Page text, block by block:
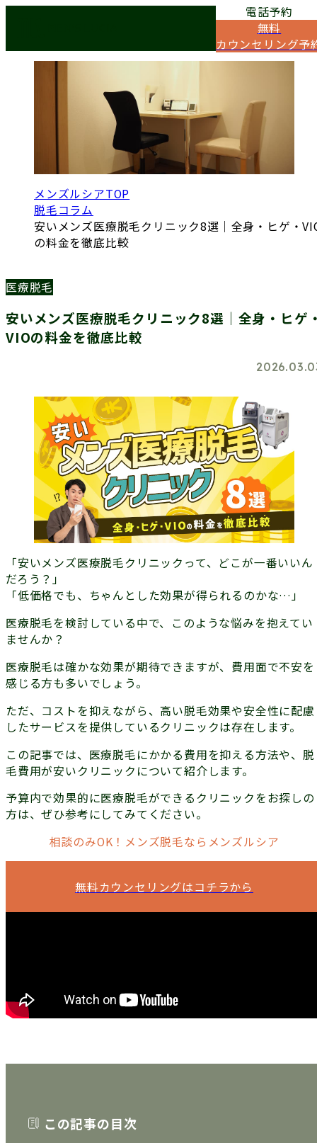
電話予約
無料
カウンセリング予
メンズルシアTOP
脱毛コラム
安いメンズ医療脱毛クリニック8選｜全身・ヒゲ・
の料金を徹底比較
医療脱毛
安いメンズ医療脱毛クリニック8選｜全身・ヒゲ
VIOの料金を徹底比較
「安いメンズ医療脱毛クリニックって、どこが一番いいん
だろう？」
「低価格でも、ちゃんとした効果が得られるのかな…」
医療脱毛を検討している中で、このような悩みを抱えてい
ませんか？
医療脱毛は確かな効果が期待できますが、費用面で不安を
感じる方も多いでしょう。
ただ、コストを抑えながら、高い脱毛効果や安全性に配慮
したサービスを提供しているクリニックは存在します。
この記事では、医療脱毛にかかる費用を抑える方法や、脱
毛費用が安いクリニックについて紹介します。
予算内で効果的に医療脱毛ができるクリニックをお探しの
方は、ぜひ参考にしてみてください。
相談のみOK！メンズ脱毛ならメンズルシア
無料カウンセリングはコチラから
この記事の目次